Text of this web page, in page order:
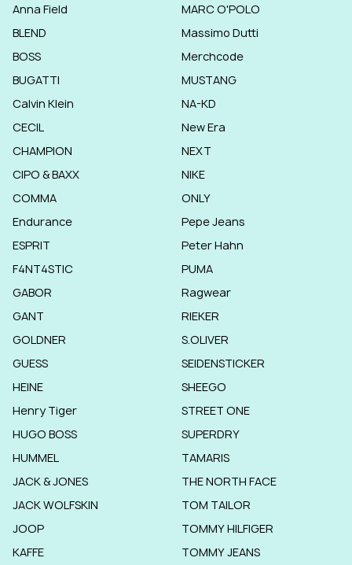
Anna Field
BLEND
BOSS
BUGATTI
Calvin Klein
CECIL
CHAMPION
CIPO & BAXX
COMMA
Endurance
ESPRIT
F4NT4STIC
GABOR
GANT
GOLDNER
GUESS
HEINE
Henry Tiger
HUGO BOSS
HUMMEL
JACK & JONES
JACK WOLFSKIN
JOOP
KAFFE
MARC O'POLO
Massimo Dutti
Merchcode
MUSTANG
NA-KD
New Era
NEXT
NIKE
ONLY
Pepe Jeans
Peter Hahn
PUMA
Ragwear
RIEKER
S.OLIVER
SEIDENSTICKER
SHEEGO
STREET ONE
SUPERDRY
TAMARIS
THE NORTH FACE
TOM TAILOR
TOMMY HILFIGER
TOMMY JEANS